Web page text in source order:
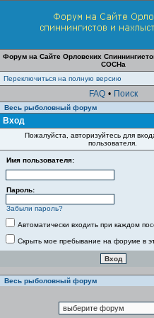
Форум на Сайте Орловских
СОСНа
Переключиться на полную версию
FAQ • Поиск
Весь рыболовный форум
Вход
Пожалуйста, авторизуйтесь для
пользователя.
Имя пользователя:
Пароль:
Забыли пароль?
Автоматически входить при каждом
Скрыть мое пребывание на форуме в
Весь рыболовный форум